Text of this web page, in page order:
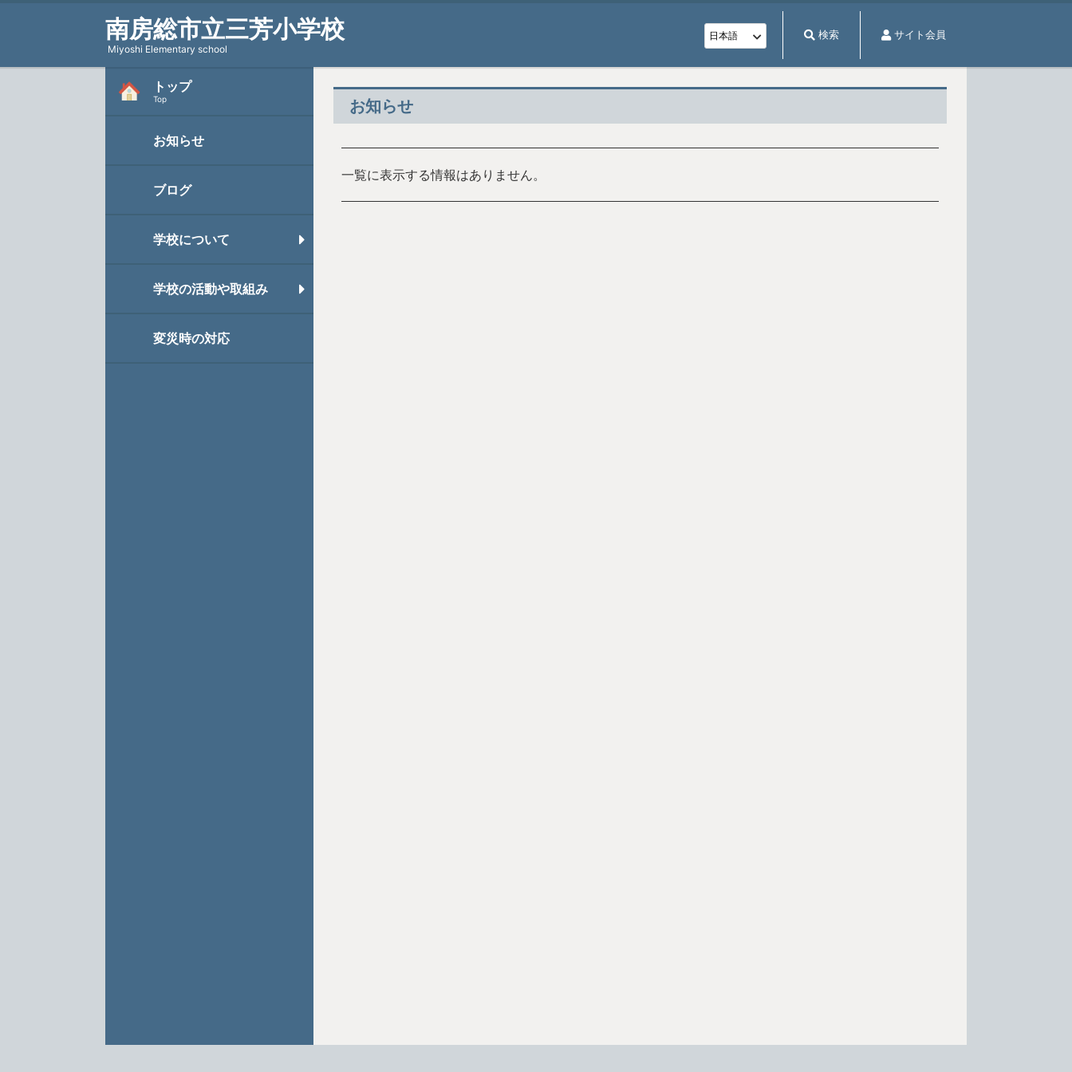
南房総市立三芳小学校
Miyoshi Elementary school
検索 サイト会員
トップ
Top
お知らせ
ブログ
学校について
学校の活動や取組み
変災時の対応
お知らせ
一覧に表示する情報はありません。